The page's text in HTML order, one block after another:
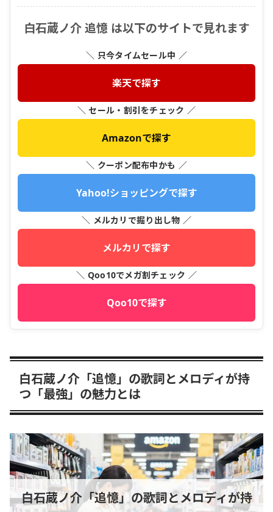
白石蔵ノ介 追憶 は以下のサイトで見れます
＼ 只今タイムセール中 ／
楽天で探す
＼ セール・割引をチェック ／
Amazonで探す
＼ クーポン配布中かも ／
Yahoo!ショッピングで探す
＼ メルカリで掘り出し物 ／
メルカリで探す
＼ Qoo10でメガ割チェック ／
Qoo10で探す
白石蔵ノ介「追憶」の歌詞とメロディが持
つ「最強」の魅力とは
白石蔵ノ介「追憶」の歌詞とメロディが持